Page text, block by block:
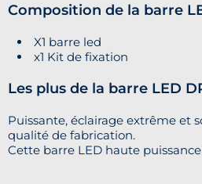
Composition de la barre
X1 barre led
x1 Kit de fixation
Les plus de la barre LED
Puissante, éclairage extrême et
qualité de fabrication.
Cette barre LED haute